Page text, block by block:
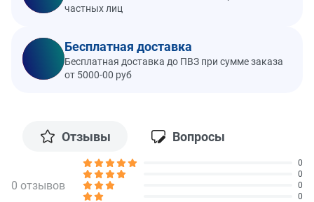
частных лиц
Бесплатная доставка
Бесплатная доставка до ПВЗ при сумме заказа
от 5000-00 руб
Отзывы Вопросы
0 отзывов
0
0
0
0